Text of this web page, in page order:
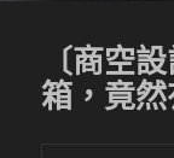
〔商空
箱，竟然